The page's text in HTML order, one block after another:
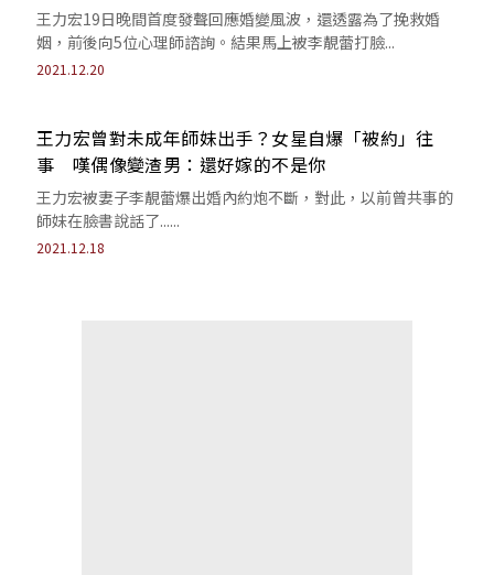
王力宏19日晚間首度發聲回應婚變風波，還透露為了挽救婚
姻，前後向5位心理師諮詢。結果馬上被李靚蕾打臉...
2021.12.20
王力宏曾對未成年師妹出手？女星自爆「被約」往
事 嘆偶像變渣男：還好嫁的不是你
王力宏被妻子李靚蕾爆出婚內約炮不斷，對此，以前曾共事的
師妹在臉書說話了......
2021.12.18